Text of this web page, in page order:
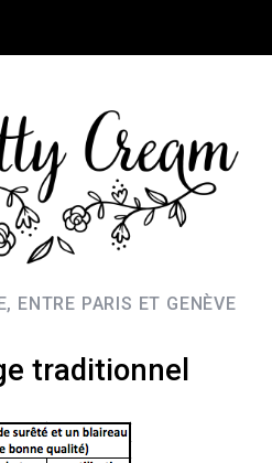
ENTRE PARIS ET GENÈVE
traditionnel